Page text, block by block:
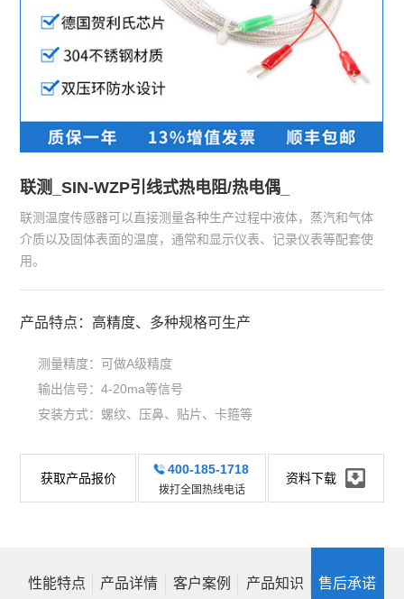
联测_SIN-WZP引线式热电阻/热电偶_
联测温度传感器可以直接测量各种生产过程中液体，蒸汽和气体
介质以及固体表面的温度，通常和显示仪表、记录仪表等配套使
用。
产品特点：高精度、多种规格可生产
测量精度：可做A级精度
输出信号：4-20ma等信号
安装方式：螺纹、压鼻、贴片、卡箍等
获取产品报价
400-185-1718
拨打全国热线电话
资料下载
性能特点 产品详情 客户案例 产品知识 售后承诺